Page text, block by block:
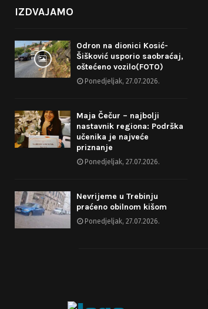
IZDVAJAMO
Odron na dionici Kosić-
Šišković usporio saobraćaj,
oštećeno vozilo(FOTO)
Ponedjeljak, 27.07.2026.
Maja Čečur – najbolji
nastavnik regiona: Podrška
učenika je najveće
priznanje
Ponedjeljak, 27.07.2026.
Nevrijeme u Trebinju
praćeno obilnom kišom
Ponedjeljak, 27.07.2026.